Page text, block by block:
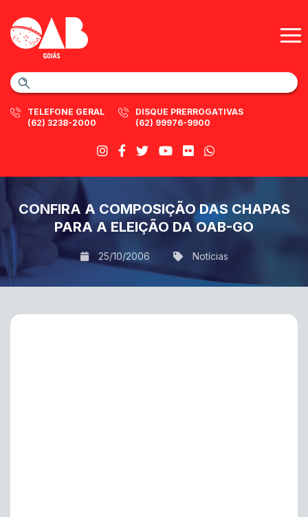
TELEFONE GERAL
(62) 3238-2000
DISQUE PRERROGATIVAS
(62) 99976-9900
CONFIRA A COMPOSIÇÃO DAS CHAPAS
PARA A ELEIÇÃO DA OAB-GO
25/10/2006 Notícias